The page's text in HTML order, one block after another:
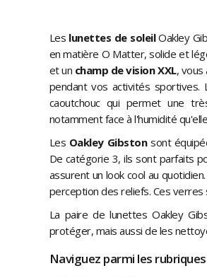
Les lunettes de soleilOakley
en matière O Matter, solide et
et un champ de vision XXL, vous
pendant vos activités
caoutchouc qui permet une
notamment face à l'humidité
Les Oakley Gibstonsont
De catégorie 3, ils sont parfaits
assurent un look cool au
perception des reliefs. Ces
La paire de lunettes Oakley
protéger, mais aussi de les
Naviguez parmi les